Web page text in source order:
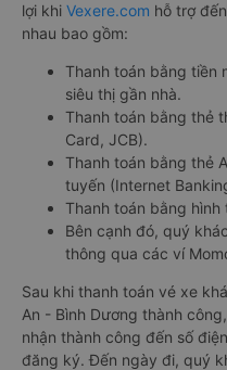
lợi khi Vexere.com hỗ trợ
nhau bao gồm:
Thanh toán bằng tiền
siêu thị gần nhà.
Thanh toán bằng thẻ
Card, JCB).
Thanh toán bằng thẻ
tuyến (Internet
Thanh toán bằng
Bên cạnh đó, quý
thông qua các ví
Sau khi thanh toán vé xe
An - Bình Dương thành
nhận thành công đến số
đăng ký. Đến ngày đi, quý